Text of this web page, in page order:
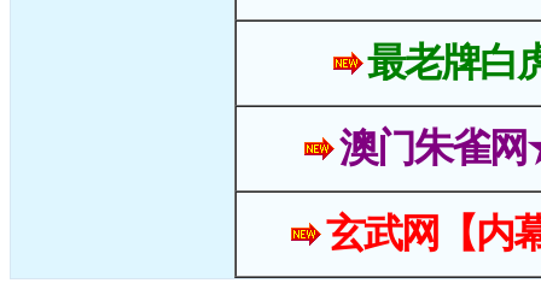
最老牌白
澳门朱雀
玄武网【内